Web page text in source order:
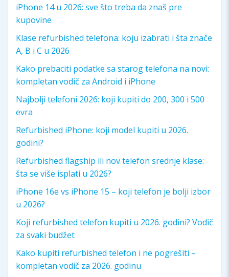
iPhone 14 u 2026: sve što treba da znaš pre
kupovine
Klase refurbished telefona: koju izabrati i šta znače
A, B i C u 2026
Kako prebaciti podatke sa starog telefona na novi:
kompletan vodič za Android i iPhone
Najbolji telefoni 2026: koji kupiti do 200, 300 i 500
evra
Refurbished iPhone: koji model kupiti u 2026.
godini?
Refurbished flagship ili nov telefon srednje klase:
šta se više isplati u 2026?
iPhone 16e vs iPhone 15 – koji telefon je bolji izbor
u 2026?
Koji refurbished telefon kupiti u 2026. godini? Vodič
za svaki budžet
Kako kupiti refurbished telefon i ne pogrešiti –
kompletan vodič za 2026. godinu